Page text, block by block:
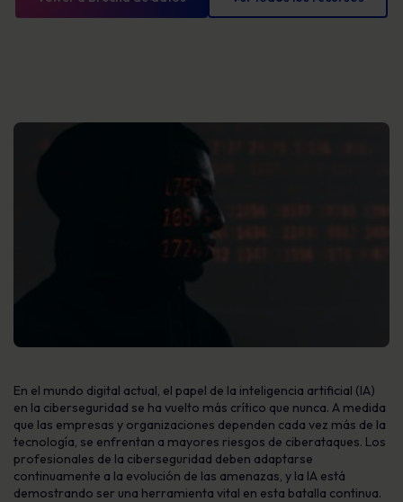
En el mundo digital actual, el papel de la inteligencia artificial (IA)
en la ciberseguridad se ha vuelto más crítico que nunca. A medida
que las empresas y organizaciones dependen cada vez más de la
tecnología, se enfrentan a mayores riesgos de ciberataques. Los
profesionales de la ciberseguridad deben adaptarse
continuamente a la evolución de las amenazas, y la IA está
demostrando ser una herramienta vital en esta batalla continua.